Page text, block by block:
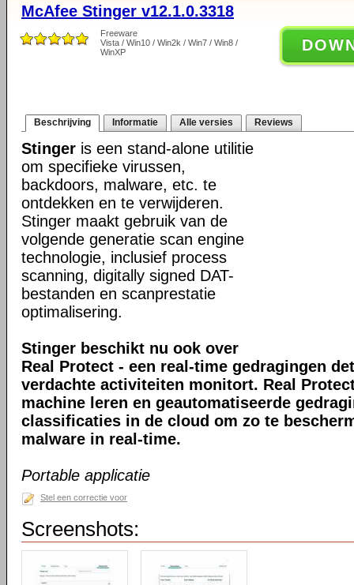
McAfee Stinger v12.1.0.3318
Freeware
Vista / Win10 / Win2k / Win7 / Win8 /
WinXP
Beschrijving Informatie Alle versies Reviews
Stinger is een stand-alone utilitie
om specifieke virussen,
backdoors, malware, etc. te
ontdekken en te verwijderen.
Stinger maakt gebruik van de
volgende generatie scan engine
technologie, inclusief process
scanning, digitally signed DAT-
bestanden en scanprestatie
optimalisering.
Stinger beschikt nu ook over
Real Protect - een real-time gedragingen
verdachte activiteiten monitort. Real
machine leren en geautomatiseerde
classificaties in de cloud om zo te
malware in real-time.
Portable applicatie
Stel een correctie voor
Screenshots: